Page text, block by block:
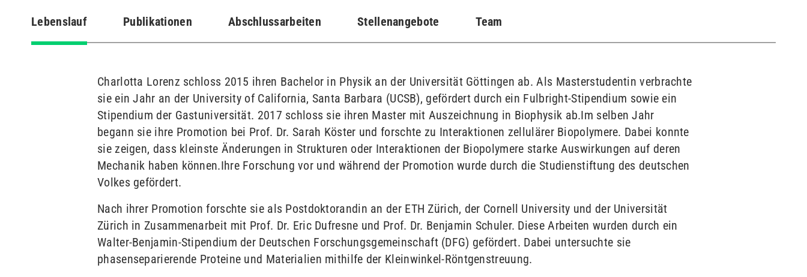
Lebenslauf
(aktiver
Publikationen Abschlussarbeiten Stellenangebote Team
Charlotta Lorenz schloss 2015 ihren Bachelor in Physik an der Universität Göttingen ab. Als Masterstudentin verbrachte
sie ein Jahr an der University of California, Santa Barbara (UCSB), gefördert durch ein Fulbright-Stipendium sowie ein
Stipendium der Gastuniversität. 2017 schloss sie ihren Master mit Auszeichnung in Biophysik ab.Im selben Jahr
begann sie ihre Promotion bei Prof. Dr. Sarah Köster und forschte zu Interaktionen zellulärer Biopolymere. Dabei konnte
sie zeigen, dass kleinste Änderungen in Strukturen oder Interaktionen der Biopolymere starke Auswirkungen auf deren
Mechanik haben können.Ihre Forschung vor und während der Promotion wurde durch die Studienstiftung des deutschen
Volkes gefördert.
Nach ihrer Promotion forschte sie als Postdoktorandin an der ETH Zürich, der Cornell University und der Universität
Zürich in Zusammenarbeit mit Prof. Dr. Eric Dufresne und Prof. Dr. Benjamin Schuler. Diese Arbeiten wurden durch ein
Walter-Benjamin-Stipendium der Deutschen Forschungsgemeinschaft (DFG) gefördert. Dabei untersuchte sie
phasenseparierende Proteine und Materialien mithilfe der Kleinwinkel-Röntgenstreuung.